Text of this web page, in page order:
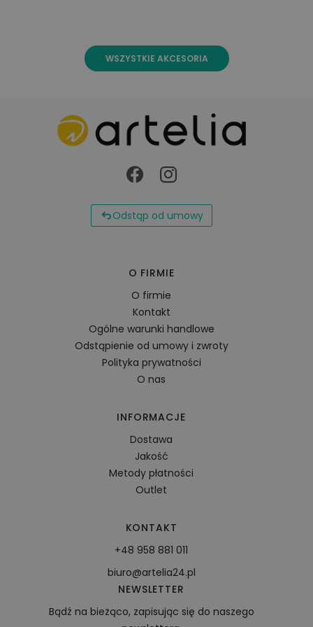
WSZYSTKIE AKCESORIA
Odstąp od umowy
O FIRMIE
O firmie
Kontakt
Ogólne warunki handlowe
Odstąpienie od umowy i zwroty
Polityka prywatności
O nas
INFORMACJE
Dostawa
Jakość
Metody płatności
Outlet
KONTAKT
+48 958 881 011
biuro@artelia24.pl
NEWSLETTER
Bądź na bieżąco, zapisując się do naszego